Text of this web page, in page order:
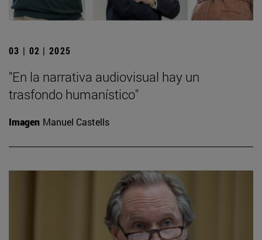
03 | 02 | 2025
"En la narrativa audiovisual hay un
trasfondo humanístico"
Imagen Manuel Castells